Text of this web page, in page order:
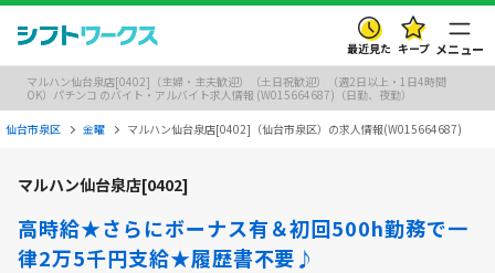
最近見た キープ メニュー
マルハン仙台泉店[0402]（主婦・主夫歓迎）（土日祝歓迎）（週2日以上・1日4時間
OK）パチンコ のバイト・アルバイト求人情報 (W015664687)（日勤、夜勤）
仙台市泉区 金曜 マルハン仙台泉店[0402]（仙台市泉区）の求人情報(W015664687)
マルハン仙台泉店[0402]
高時給★さらにボーナス有＆初回500h勤務で一
律2万5千円支給★履歴書不要♪